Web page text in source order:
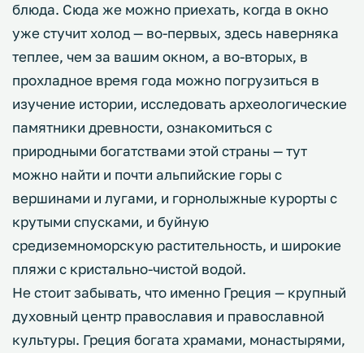
блюда. Сюда же можно приехать, когда в окно
уже стучит холод — во-первых, здесь наверняка
теплее, чем за вашим окном, а во-вторых, в
прохладное время года можно погрузиться в
изучение истории, исследовать археологические
памятники древности, ознакомиться с
природными богатствами этой страны — тут
можно найти и почти альпийские горы с
вершинами и лугами, и горнолыжные курорты с
крутыми спусками, и буйную
средиземноморскую растительность, и широкие
пляжи с кристально-чистой водой.
Не стоит забывать, что именно Греция — крупный
духовный центр православия и православной
культуры. Греция богата храмами, монастырями,